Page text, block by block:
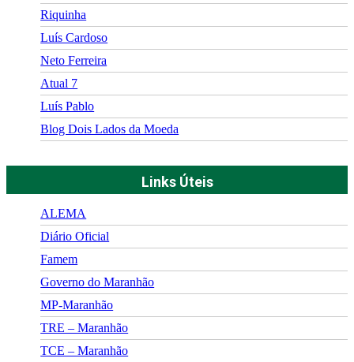
Riquinha
Luís Cardoso
Neto Ferreira
Atual 7
Luís Pablo
Blog Dois Lados da Moeda
Links Úteis
ALEMA
Diário Oficial
Famem
Governo do Maranhão
MP-Maranhão
TRE – Maranhão
TCE – Maranhão